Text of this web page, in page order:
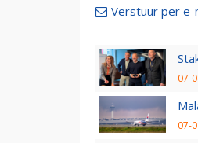
Verstuur per e-
07-
07-